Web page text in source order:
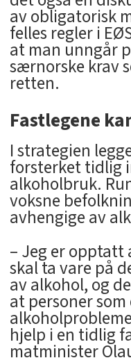
av obligatorisk
felles regler i
at man unngår
særnorske krav
retten.
Fastlegene
I strategien
forsterket tidlig
alkoholbruk.
voksne
avhengige av
– Jeg er
skal ta vare på
av alkohol, og
at personer
hjelp i en tidlig
matminister